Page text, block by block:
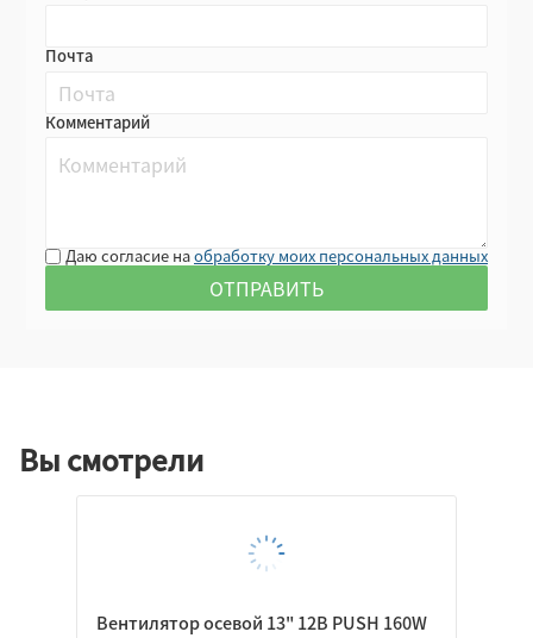
Почта
Комментарий
Даю согласие наобработку моих персональных данных
Вы смотрели
Вентилятор осевой 13" 12В PUSH 160W